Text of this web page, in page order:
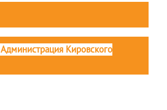
Администрация Кировского